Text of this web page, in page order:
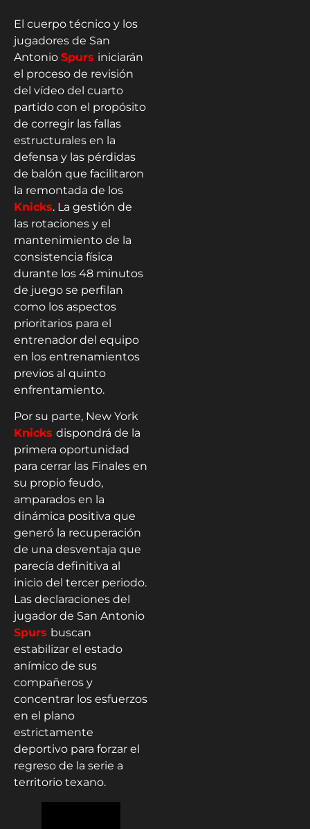
El cuerpo técnico y los
jugadores de San
Antonio Spurs iniciarán
el proceso de revisión
del vídeo del cuarto
partido con el propósito
de corregir las fallas
estructurales en la
defensa y las pérdidas
de balón que facilitaron
la remontada de los
Knicks. La gestión de
las rotaciones y el
mantenimiento de la
consistencia física
durante los 48 minutos
de juego se perfilan
como los aspectos
prioritarios para el
entrenador del equipo
en los entrenamientos
previos al quinto
enfrentamiento.
Por su parte, New York
Knicks dispondrá de la
primera oportunidad
para cerrar las Finales en
su propio feudo,
amparados en la
dinámica positiva que
generó la recuperación
de una desventaja que
parecía definitiva al
inicio del tercer periodo.
Las declaraciones del
jugador de San Antonio
Spurs buscan
estabilizar el estado
anímico de sus
compañeros y
concentrar los esfuerzos
en el plano
estrictamente
deportivo para forzar el
regreso de la serie a
territorio texano.